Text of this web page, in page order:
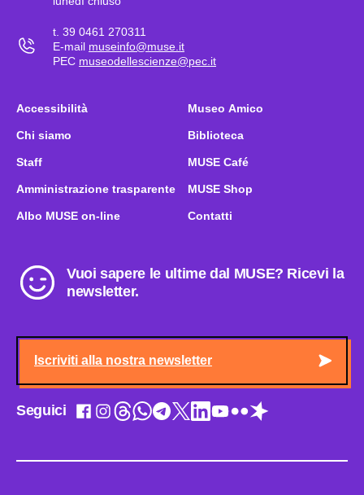
t. 39 0461 270311
E-mail museinfo@muse.it
PEC museodellescienze@pec.it
Accessibilità
Chi siamo
Staff
Amministrazione trasparente
Albo MUSE on-line
Museo Amico
Biblioteca
MUSE Café
MUSE Shop
Contatti
Vuoi sapere le ultime dal MUSE? Ricevi la
newsletter.
Iscriviti alla nostra newsletter
Seguici